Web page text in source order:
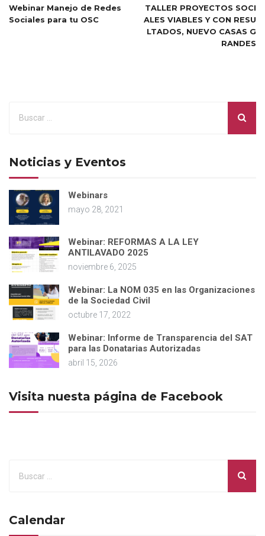
Webinar Manejo de Redes
Sociales para tu OSC
TALLER PROYECTOS SOCI
ALES VIABLES Y CON RESU
LTADOS, NUEVO CASAS G
RANDES
Noticias y Eventos
Webinars
mayo 28, 2021
Webinar: REFORMAS A LA LEY
ANTILAVADO 2025
noviembre 6, 2025
Webinar: La NOM 035 en las Organizaciones
de la Sociedad Civil
octubre 17, 2022
Webinar: Informe de Transparencia del SAT
para las Donatarias Autorizadas
abril 15, 2026
Visita nuesta página de Facebook
Calendar